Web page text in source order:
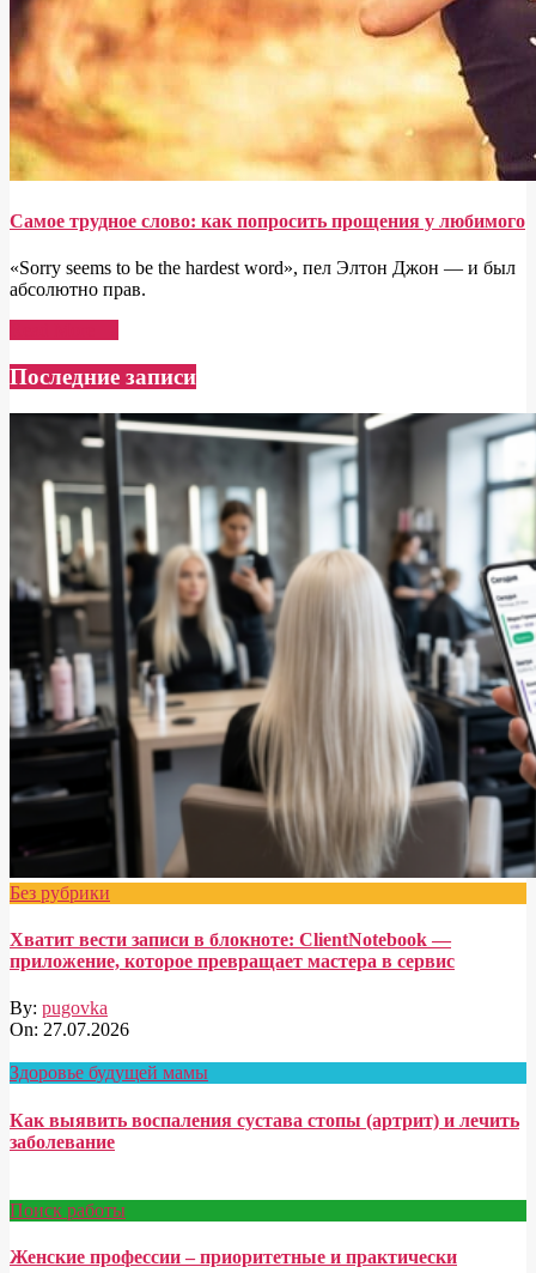
Самое трудное слово: как попросить прощения у любимого
«Sorry seems to be the hardest word», пел Элтон Джон — и был
абсолютно прав.
Последние записи
Без рубрики
Хватит вести записи в блокноте: ClientNotebook —
приложение, которое превращает мастера в сервис
By: pugovka
On: 27.07.2026
Здоровье будущей мамы
Как выявить воспаления сустава стопы (артрит) и лечить
заболевание
Поиск работы
Женские профессии – приоритетные и практически